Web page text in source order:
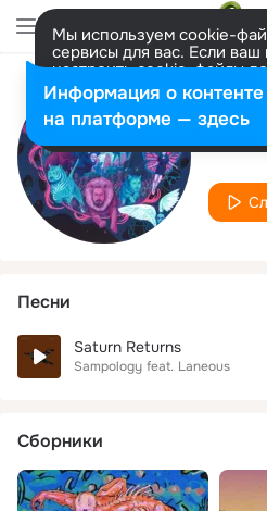
Мы используем cookie-
сервисы для вас. Если ваш
настроить cookie-файлы
представитель. Больше
Разрешить все
Песни
Saturn Returns
Sampology feat. Laneous
Сборники
Информация о контенте
на платформе — здесь